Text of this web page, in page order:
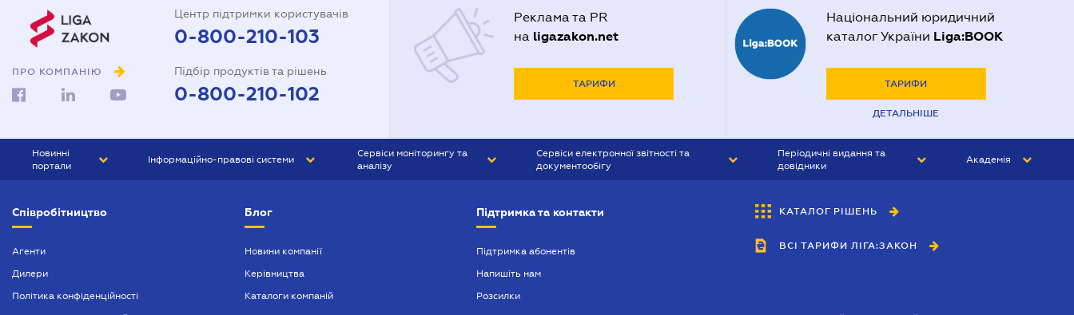
ПРО КОМПАНІЮ
Центр підтримки користувачів
0-800-210-103
Підбір продуктів та рішень
0-800-210-102
Реклама та PR
на ligazakon.net
ТАРИФИ
Національний юридичний
каталог України Liga:BOOK
ТАРИФИ
ДЕТАЛЬНІШЕ
Новинні
портали
БІЗНЕС
Інформаційно-правові системи
БУХГАЛТЕР ПРОФ
Сервіси моніторингу та
аналізу
Сервіси електронної звітності та
документообігу
Періодичні видання та
довідники
БУХГАЛТЕР&ЗАКОН
ВІСНИК МСФЗ
Академія
Співробітництво
Агенти
Дилери
Політика конфіденційності
Блог
Новини компанії
Керівництва
Каталоги компаній
Підтримка та контакти
Підтримка абонентів
Напишіть нам
Розсилки
КАТАЛОГ РІШЕНЬ
ВСІ ТАРИФИ ЛІГА:ЗАКОН